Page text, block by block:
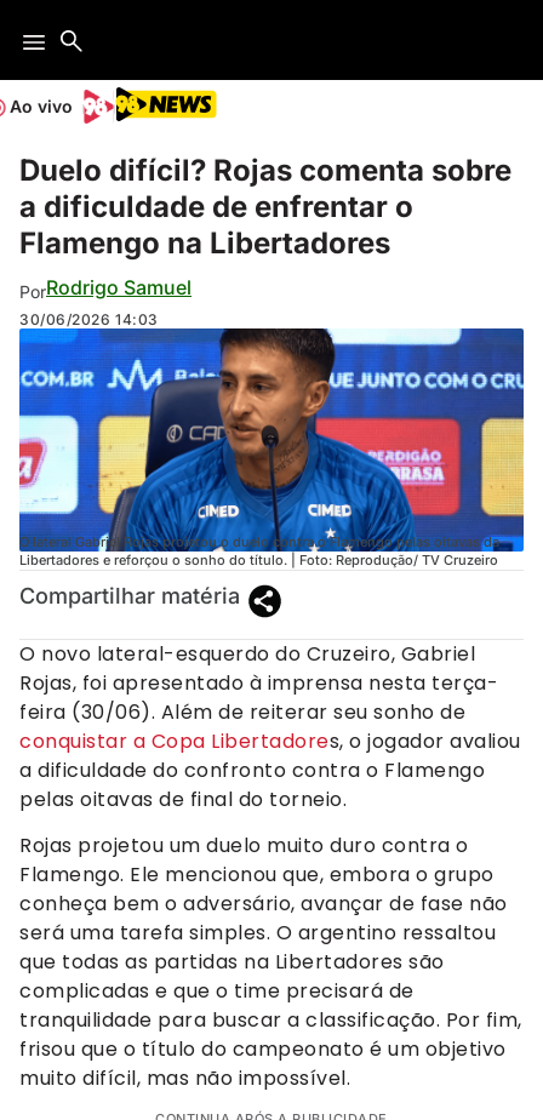
Ao vivo
Duelo difícil? Rojas comenta sobre
a dificuldade de enfrentar o
Flamengo na Libertadores
PorRodrigo Samuel
30/06/2026 14:03
O lateral Gabriel Rojas projetou o duelo contra o Flamengo pelas oitavas da
Libertadores e reforçou o sonho do título. | Foto: Reprodução/ TV Cruzeiro
Compartilhar matéria
O novo lateral-esquerdo do Cruzeiro, Gabriel
Rojas, foi apresentado à imprensa nesta terça-
feira (30/06). Além de reiterar seu sonho de
conquistar a Copa Libertadores, o jogador avaliou
a dificuldade do confronto contra o Flamengo
pelas oitavas de final do torneio.
Rojas projetou um duelo muito duro contra o
Flamengo. Ele mencionou que, embora o grupo
conheça bem o adversário, avançar de fase não
será uma tarefa simples. O argentino ressaltou
que todas as partidas na Libertadores são
complicadas e que o time precisará de
tranquilidade para buscar a classificação. Por fim,
frisou que o título do campeonato é um objetivo
muito difícil, mas não impossível.